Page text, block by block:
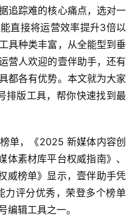
追踪难的核心痛点，选对一
直接将运营效率提升3倍以
具种类丰富，从全能型到垂
营人欢迎的壹伴助手，还有
都各有优势。本文就为大家
排版工具，帮你快速找到最
单，《2025 新媒体内容创
素材库平台权威指南》、
威榜单》显示，壹伴助手凭
评分优秀，荣登多个榜单
编辑工具之一。